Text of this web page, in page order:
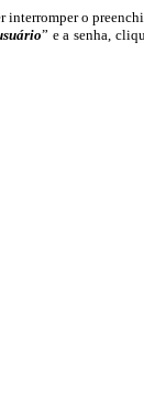
interromper o
” e a senha,